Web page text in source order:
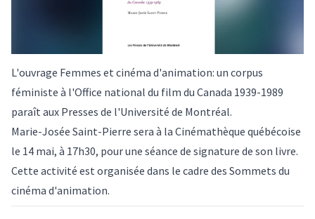
L'ouvrage Femmes et cinéma d'animation: un corpus
féministe à l'Office national du film du Canada 1939-1989
paraît aux Presses de l'Université de Montréal.
Marie-Josée Saint-Pierre sera à la Cinémathèque québécoise
le 14 mai, à 17h30, pour une séance de signature de son livre.
Cette activité est organisée dans le cadre des Sommets du
cinéma d'animation.